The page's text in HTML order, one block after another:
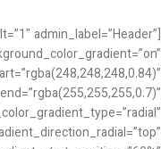
admin_label=”Header”